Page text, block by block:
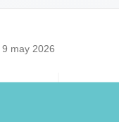
9 may 2026